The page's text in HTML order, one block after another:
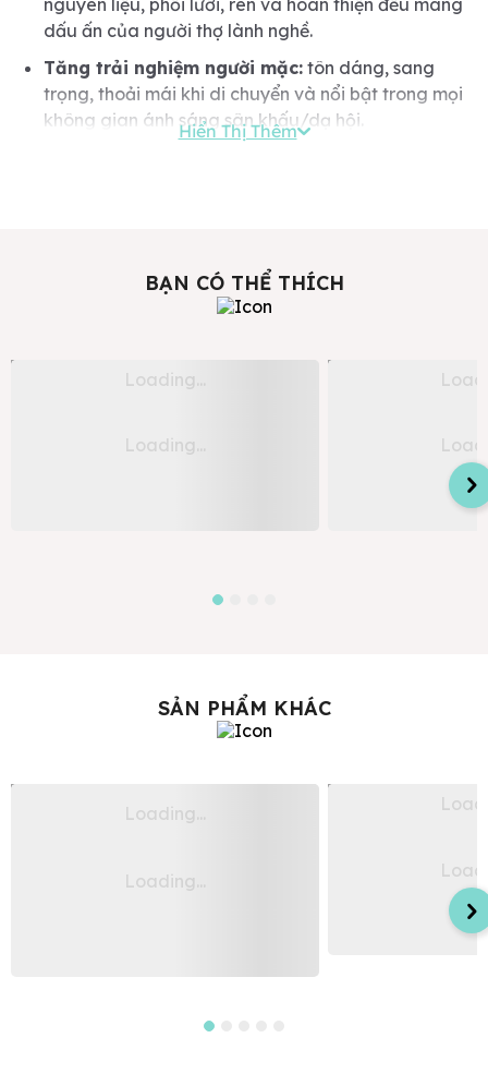
dấu ấn của người thợ lành nghề.
Tăng trải nghiệm người mặc: tôn dáng, sang
trọng, thoải mái khi di chuyển và nổi bật trong mọi
không gian ánh sáng sân khấu/dạ hội.
Hiển Thị Thêm
BẠN CÓ THỂ THÍCH
Trang Trí Họa Tiết Xưa
Họa Tiết Thủy Ba
Sản phẩm may đo theo
SẢN PHẨM KHÁC
Nâu Truyền Thống Vải Silk Look Taffeta
Tay Chẽn Thiết Kế
Sản phẩm may đo theo